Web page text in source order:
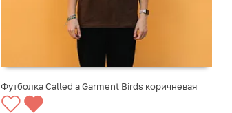
СООБЩИТЬ О ПОСТУПЛЕНИИ
Футболка Called a Garment Birds коричневая